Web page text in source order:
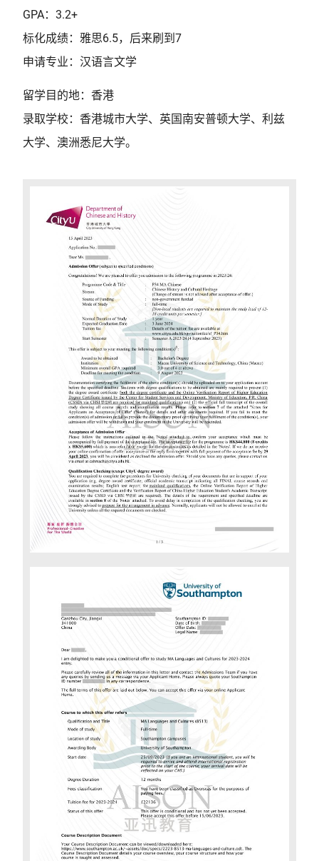
GPA：3.2+
标化成绩：雅思6.5，后来刷到7
申请专业：汉语言文学
留学目的地：香港
录取学校：香港城市大学、英国南安普顿大学、利兹
大学、澳洲悉尼大学。